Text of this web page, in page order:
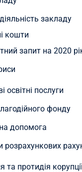
закладу
кошти
запит на 2020
освітні послуги
фонду
допомога
розрахункових
та протидія